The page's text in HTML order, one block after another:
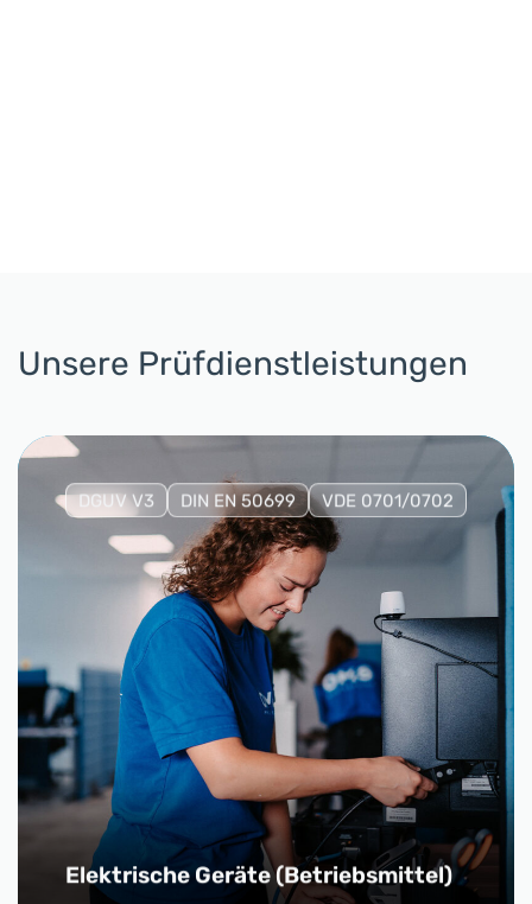
Unsere Prüfdienstleistungen
DGUV V3 DIN EN 50699 VDE 0701/0702
Elektrische Geräte (Betriebsmittel)